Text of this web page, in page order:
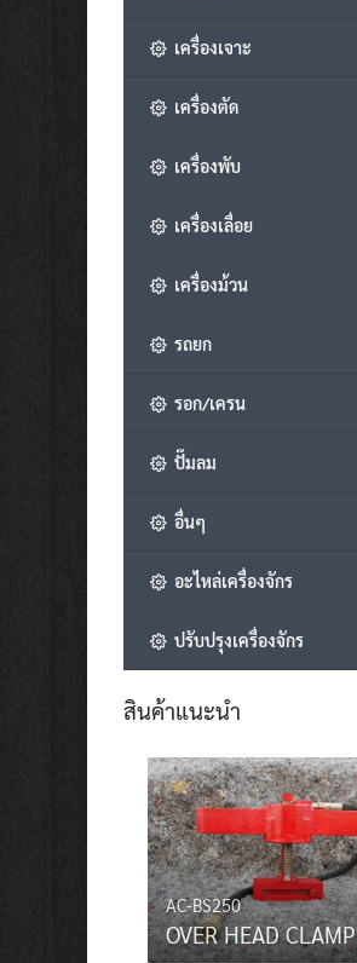
เครื่องเจาะ
เครื่องตัด
เครื่องพับ
เครื่องเลื่อย
เครื่องม้วน
รถยก
รอก/เครน
ปั๊มลม
อื่นๆ
อะไหล่เครื่องจักร
ปรับปรุงเครื่องจักร
สินค้าแนะนำ
AC-BS250
OVER HEAD CLAMP